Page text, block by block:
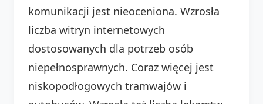
komunikacji jest nieoceniona. Wzrosła
liczba witryn internetowych
dostosowanych dla potrzeb osób
niepełnosprawnych. Coraz więcej jest
niskopodłogowych tramwajów i